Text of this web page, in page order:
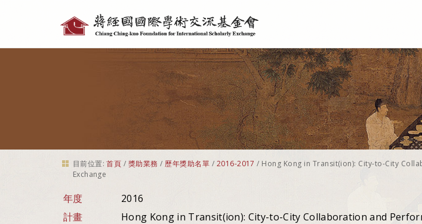
具
目前位置: 首頁 / 獎助業務 / 歷年獎助名單 / 2016-2017 / Hong Kong in Transit(ion): City-to-City
Exchange
年度
2016
計畫
Hong Kong in Transit(ion): City-to-City Collaboration and